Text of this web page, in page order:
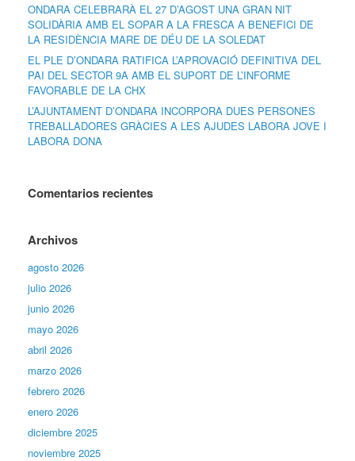
ONDARA CELEBRARÀ EL 27 D’AGOST UNA GRAN NIT
SOLIDÀRIA AMB EL SOPAR A LA FRESCA A BENEFICI DE
LA RESIDÈNCIA MARE DE DÉU DE LA SOLEDAT
EL PLE D’ONDARA RATIFICA L’APROVACIÓ DEFINITIVA DEL
PAI DEL SECTOR 9A AMB EL SUPORT DE L’INFORME
FAVORABLE DE LA CHX
L’AJUNTAMENT D’ONDARA INCORPORA DUES PERSONES
TREBALLADORES GRÀCIES A LES AJUDES LABORA JOVE I
LABORA DONA
Comentarios recientes
Archivos
agosto 2026
julio 2026
junio 2026
mayo 2026
abril 2026
marzo 2026
febrero 2026
enero 2026
diciembre 2025
noviembre 2025